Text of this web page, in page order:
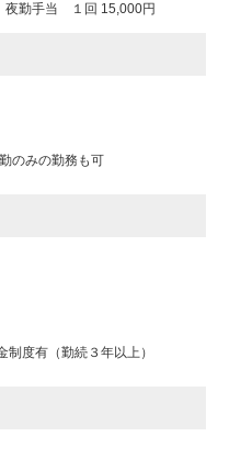
勤手当 １回 15,000円
のみの勤務も可
度有（勤続３年以上）